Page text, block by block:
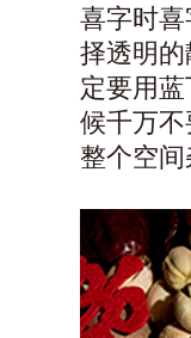
喜字时
择透明
定要用蓝
候千万
整个空间